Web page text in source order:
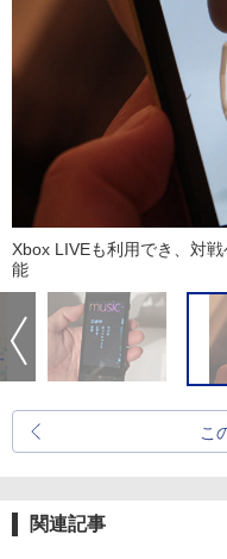
Xbox LIVEも利用でき、対
能
こ
関連記事